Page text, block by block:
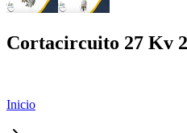
Cortacircuito 27 Kv
Inicio